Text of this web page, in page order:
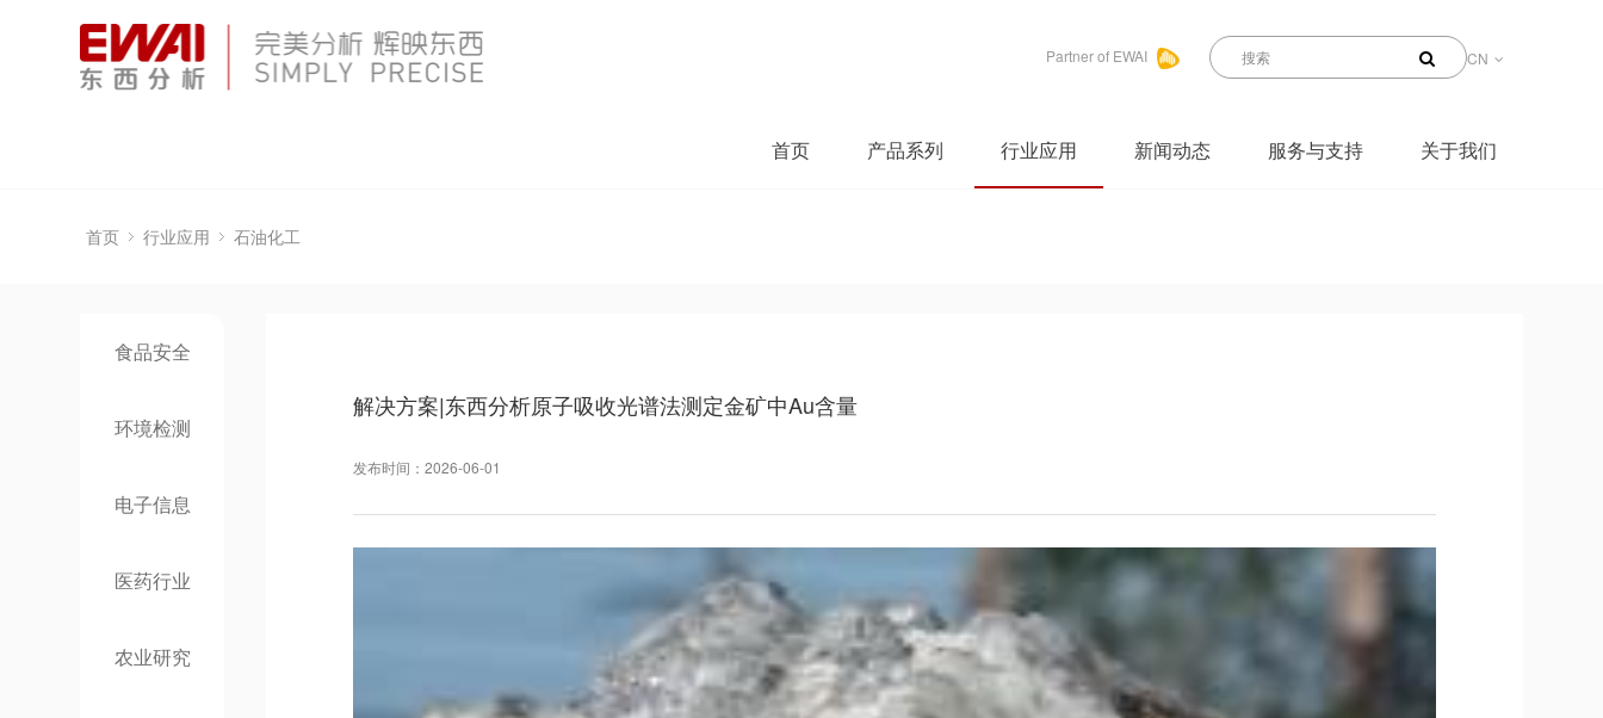
Partner of EWAI CN
首页 产品系列 行业应用 新闻动态 服务与支持 关于我们
首页 行业应用 石油化工
食品安全
环境检测
电子信息
医药行业
农业研究
解决方案|东西分析原子吸收光谱法测定金矿中Au含量
发布时间：2026-06-01